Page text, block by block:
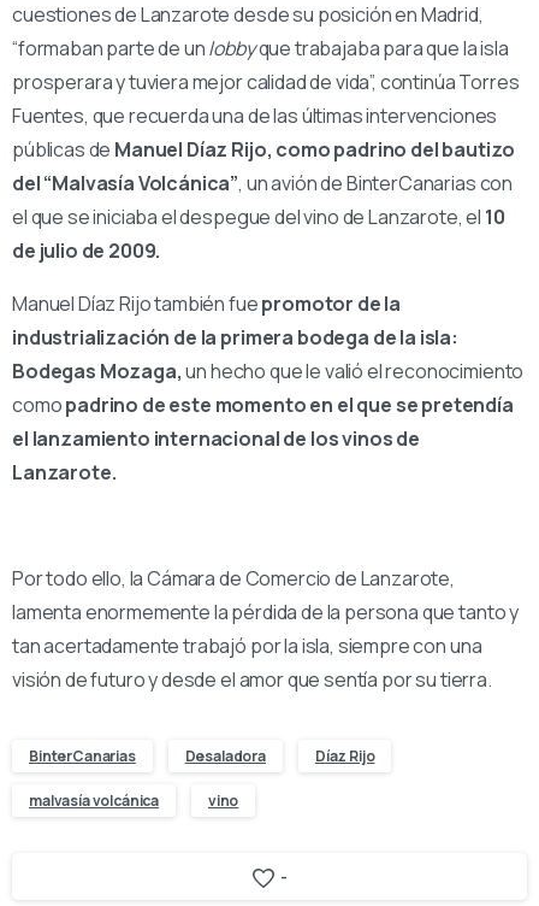
cuestiones de Lanzarote desde su posición en Madrid,
“formaban parte de unlobbyque trabajaba para que la isla
prosperara y tuviera mejor calidad de vida”, continúa Torres
Fuentes, que recuerda una de las últimas intervenciones
públicas de Manuel Díaz Rijo, como padrino del bautizo
del “Malvasía Volcánica”, un avión de BinterCanarias con
el que se iniciaba el despegue del vino de Lanzarote, el 10
de julio de 2009.
Manuel Díaz Rijo también fuepromotor de la
industrialización de la primera bodega de la isla:
Bodegas Mozaga,un hecho que le valió el reconocimiento
comopadrino de este momento en el que se pretendía
el lanzamiento internacional de los vinos de
Lanzarote.
Por todo ello, la Cámara de Comercio de Lanzarote,
lamenta enormemente la pérdida de la persona que tanto y
tan acertadamente trabajó por la isla, siempre con una
visión de futuro y desde el amor que sentía por su tierra.
BinterCanarias Desaladora Díaz Rijo
malvasía volcánica vino
-